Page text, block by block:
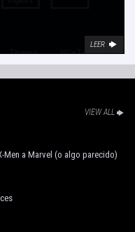
LEER
VIEW ALL
Men a Marvel (o algo parecido)